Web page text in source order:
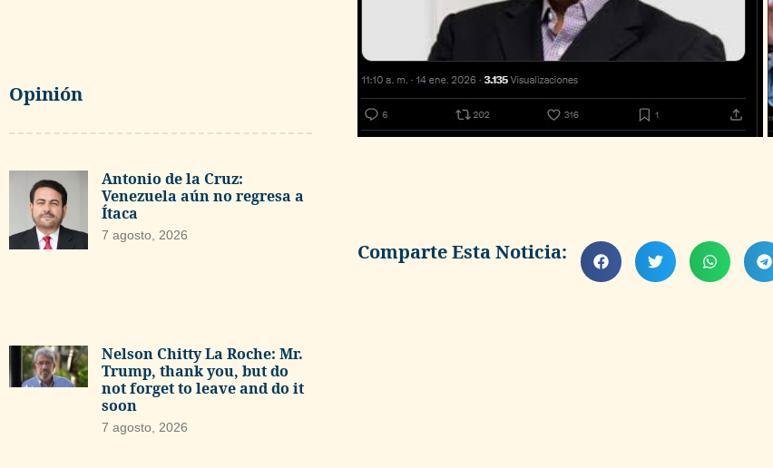
Opinión
Antonio de la Cruz:
Venezuela aún no regresa a
Ítaca
7 agosto, 2026
Nelson Chitty La Roche: Mr.
Trump, thank you, but do
not forget to leave and do it
soon
7 agosto, 2026
Comparte Esta Noticia: